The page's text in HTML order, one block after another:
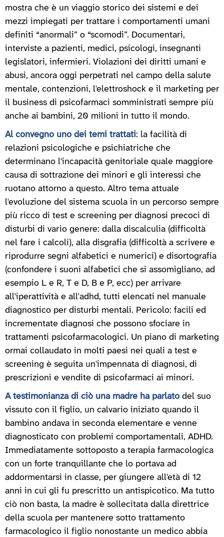
mostra che è un viaggio storico dei sistemi e dei
mezzi impiegati per trattare i comportamenti umani
definiti “anormali” o “scomodi”. Documentari,
interviste a pazienti, medici, psicologi, insegnanti
legislatori, infermieri. Violazioni dei diritti umani e
abusi, ancora oggi perpetrati nel campo della salute
mentale, contenzioni, l'elettroshock e il marketing per
il business di psicofarmaci somministrati sempre più
anche ai bambini, 20 milioni in tutto il mondo.
Al convegno uno dei temi trattati: la facilità di
relazioni psicologiche e psichiatriche che
determinano l'incapacità genitoriale quale maggiore
causa di sottrazione dei minori e gli interessi che
ruotano attorno a questo. Altro tema attuale
l'evoluzione del sistema scuola in un percorso sempre
più ricco di test e screening per diagnosi precoci di
disturbi di vario genere: dalla discalculia (difficoltà
nel fare i calcoli), alla disgrafia (difficoltà a scrivere e
riprodurre segni alfabetici e numerici) e disortografia
(confondere i suoni alfabetici che si assomigliano, ad
esempio L e R, T e D, B e P, ecc) per arrivare
all'iperattività e all'adhd, tutti elencati nel manuale
diagnostico per disturbi mentali. Pericolo: facili ed
incrementate diagnosi che possono sfociare in
trattamenti psicofarmacologici. Un piano di marketing
ormai collaudato in molti paesi nei quali a test e
screening è seguita un'impennata di diagnosi, di
prescrizioni e vendite di psicofarmaci ai minori.
A testimonianza di ciò una madre ha parlato del suo
vissuto con il figlio, un calvario iniziato quando il
bambino andava in seconda elementare e venne
diagnosticato con problemi comportamentali, ADHD.
Immediatamente sottoposto a terapia farmacologica
con un forte tranquillante che lo portava ad
addormentarsi in classe, per giungere all'età di 12
anni in cui gli fu prescritto un antispicotico. Ma tutto
ciò non basta, la madre è sollecitata dalla direttrice
della scuola per mantenere sotto trattamento
farmacologico il figlio nonostante un medico abbia